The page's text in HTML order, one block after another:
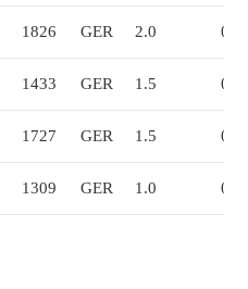
1826 GER 2.0 0
1433 GER 1.5 0
1727 GER 1.5 0
1309 GER 1.0 0